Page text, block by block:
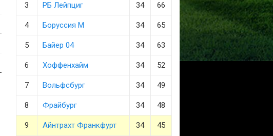
3 РБ Лейпциг 34 66
4 Боруссия М 34 65
5 Байер 04 34 63
6 Хоффенхайм 34 52
7 Вольфсбург 34 49
8 Фрайбург 34 48
9 Айнтрахт Франкфурт 34 45